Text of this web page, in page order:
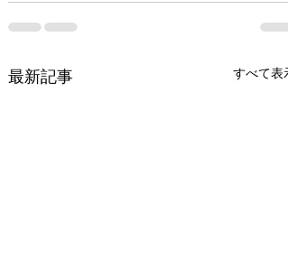
最新記事 すべて表